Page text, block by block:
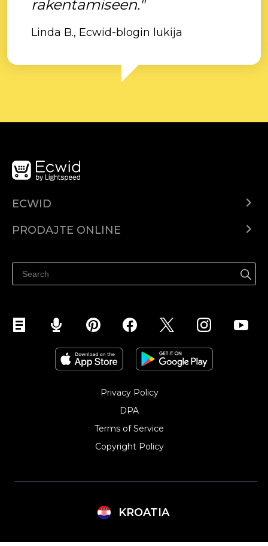
rakentamiseen."
Linda B., Ecwid-blogin lukija
ECWID
PRODAJTE ONLINE
Privacy Policy
DPA
Terms of Service
Copyright Policy‎
KROATIA